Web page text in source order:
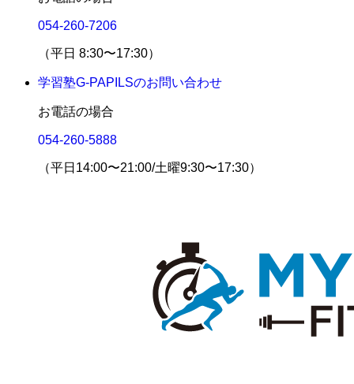
054-260-7206
（平日 8:30〜17:30）
学習塾G-PAPILSのお問い合わせ
お電話の場合
054-260-5888
（平日14:00〜21:00/土曜9:30〜17:30）